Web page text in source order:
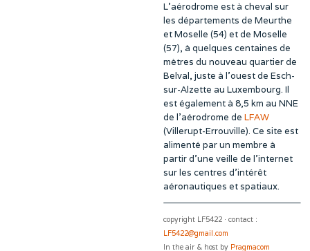
L’aérodrome est à cheval sur
les départements de Meurthe
et Moselle (54) et de Moselle
(57), à quelques centaines de
mètres du nouveau quartier de
Belval, juste à l’ouest de Esch-
sur-Alzette au Luxembourg. Il
est également à 8,5 km au NNE
de l’aérodrome de LFAW
(Villerupt-Errouville). Ce site est
alimenté par un membre à
partir d’une veille de l’internet
sur les centres d’intérêt
aéronautiques et spatiaux.
copyright LF5422 · contact :
LF5422@gmail.com
In the air & host by Pragmacom